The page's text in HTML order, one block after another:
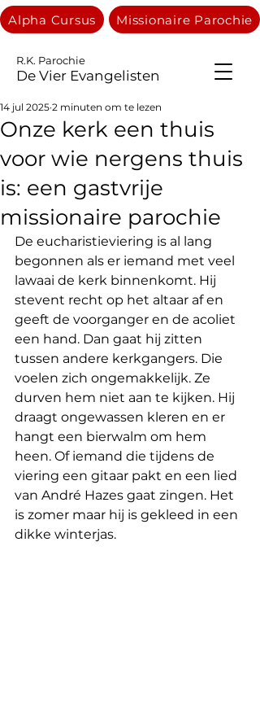
R.K. Parochie
De Vier Evangelisten
Alpha Cursus Missionaire Parochie
Onze kerk een thuis
voor wie nergens thuis
is: een gastvrije
missionaire parochie
14 jul 2025 2 minuten om te lezen
De eucharistieviering is al lang
begonnen als er iemand met veel
lawaai de kerk binnenkomt. Hij
stevent recht op het altaar af en
geeft de voorganger en de acoliet
een hand. Dan gaat hij zitten
tussen andere kerkgangers. Die
voelen zich ongemakkelijk. Ze
durven hem niet aan te kijken. Hij
draagt ongewassen kleren en er
hangt een bierwalm om hem
heen. Of iemand die tijdens de
viering een gitaar pakt en een lied
van André Hazes gaat zingen. Het
is zomer maar hij is gekleed in een
dikke winterjas.